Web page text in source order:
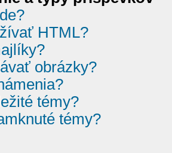
HTML?
obrázky?
témy?
témy?